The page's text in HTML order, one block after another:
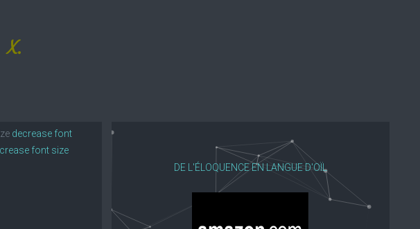
decrease font
font size
DE L'ÉLOQUENCE EN LANGUE D'OÏL